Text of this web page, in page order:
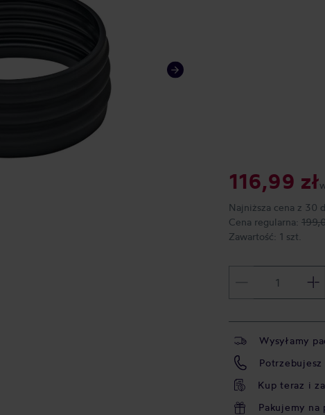
116,99 zł
Najniższa cena z 30
Cena regularna:
Zawartość: 1 szt.
Wysyłamy
Kup teraz i
Pakujemy na